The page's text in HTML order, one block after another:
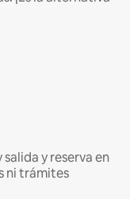
y reserva en
ni trámites